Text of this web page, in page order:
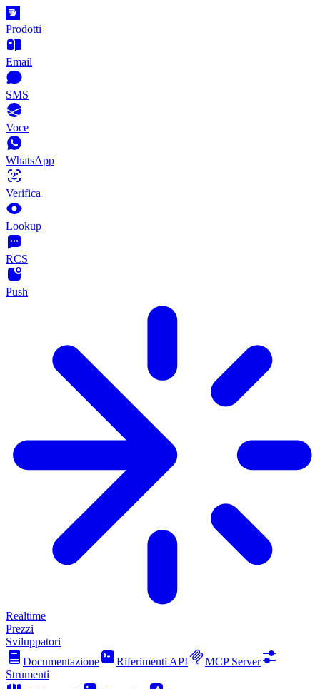
Prodotti
Email
SMS
Voce
WhatsApp
Verifica
Lookup
RCS
Push
Realtime
Prezzi
Sviluppatori
Documentazione
Riferimenti API
MCP Server
Strumenti